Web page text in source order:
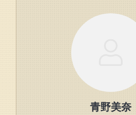
青野美奈